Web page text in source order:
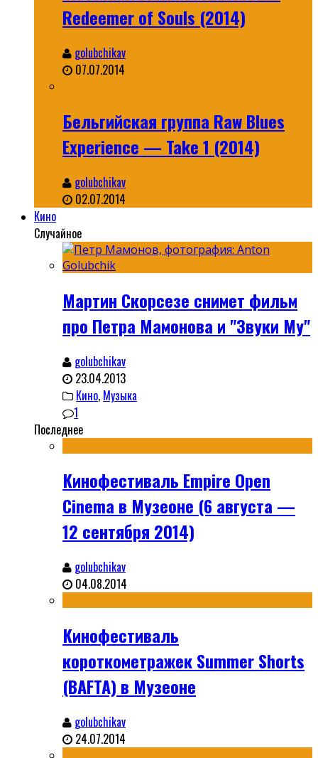
Redeemer of Souls (2014)
golubchikav
07.07.2014
Бельгийская группа Raw Blues
Experience — Take 1 (2014)
golubchikav
02.07.2014
Кино
Случайное
Мартин Скорсезе снимет фильм
про Петра Мамонова и "Звуки Му"
golubchikav
23.04.2013
Кино, Музыка
1
Последнее
Кинофестиваль Empire Open
Cinema в Музеоне (6 августа —
12 сентября 2014)
golubchikav
04.08.2014
Кинофестиваль
короткометражек Summer Shorts
(BAFTA) в Музеоне
golubchikav
24.07.2014